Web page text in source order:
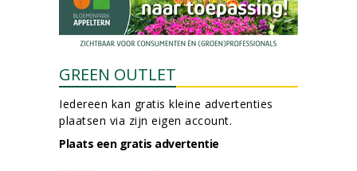
GREEN OUTLET
Iedereen kan gratis kleine advertenties
plaatsen via zijn eigen account.
Plaats een gratis advertentie